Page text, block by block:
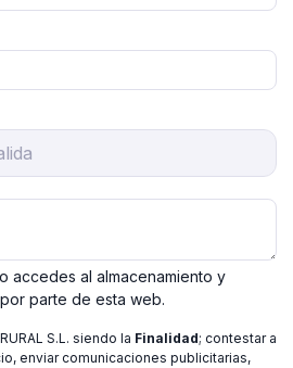
accedes al almacenamiento y
parte de esta web.
S.L. siendo la Finalidad; contestar a
enviar comunicaciones publicitarias,